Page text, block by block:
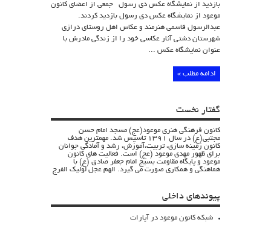
بازدید از نمایشگاه عکس دی رسول جمعی از اعضای کانون
موعود از نمایشگاه عکس دی رسول بازدید کردند.
عبدالرسول قاسمی هنرمند و عکاس اهل روستای درازی
شهرستان دشتی آثار عکاسی خود را از زندگی مادرش با
عنوان نمایشگاه عکس ...
ادامه مطلب »
گفتار نخست
کانون فرهنگی هنری موعود(عج) مسجد امام حسن
مجتبی(ع) در سال 1391 تاسیس شد. مهمترین هدف
کانون زمینه سازی، تربیت،آموزش، رشد و آمادگی جوانان
برای ظهور مهدی موعود (عج) است. فعالیت های کانون
موعود و پایگاه مقاومت بسیج امام جعفر صادق (ع) با
هماهنگی و همکاری صورت می گیرد. الهم عجل لولیک الفرج
پیوندهای داخلی
شبکه کانون موعود در آپارات